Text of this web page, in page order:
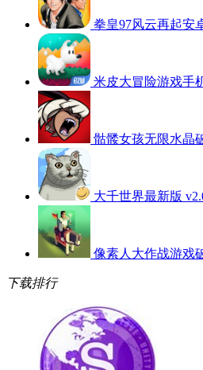
拳皇97风云再起安
米皮大冒险游戏手
骷髅女孩无限水晶
大千世界最新版
像素人大作战游戏
下载排行